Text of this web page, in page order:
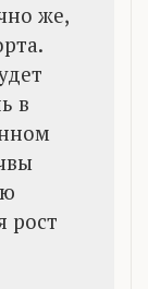
же,
в
рост